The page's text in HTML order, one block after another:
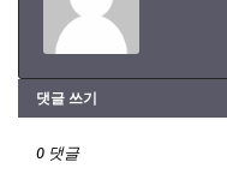
댓글 쓰기
0 댓글